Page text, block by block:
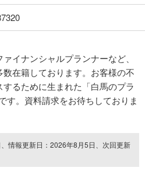
イナンシャルプランナーなど、
在籍しております。お客様の不
るために生まれた「白馬のプラ
す。資料請求をお待ちしておりま
情報更新日：2026年8月5日、次回更新